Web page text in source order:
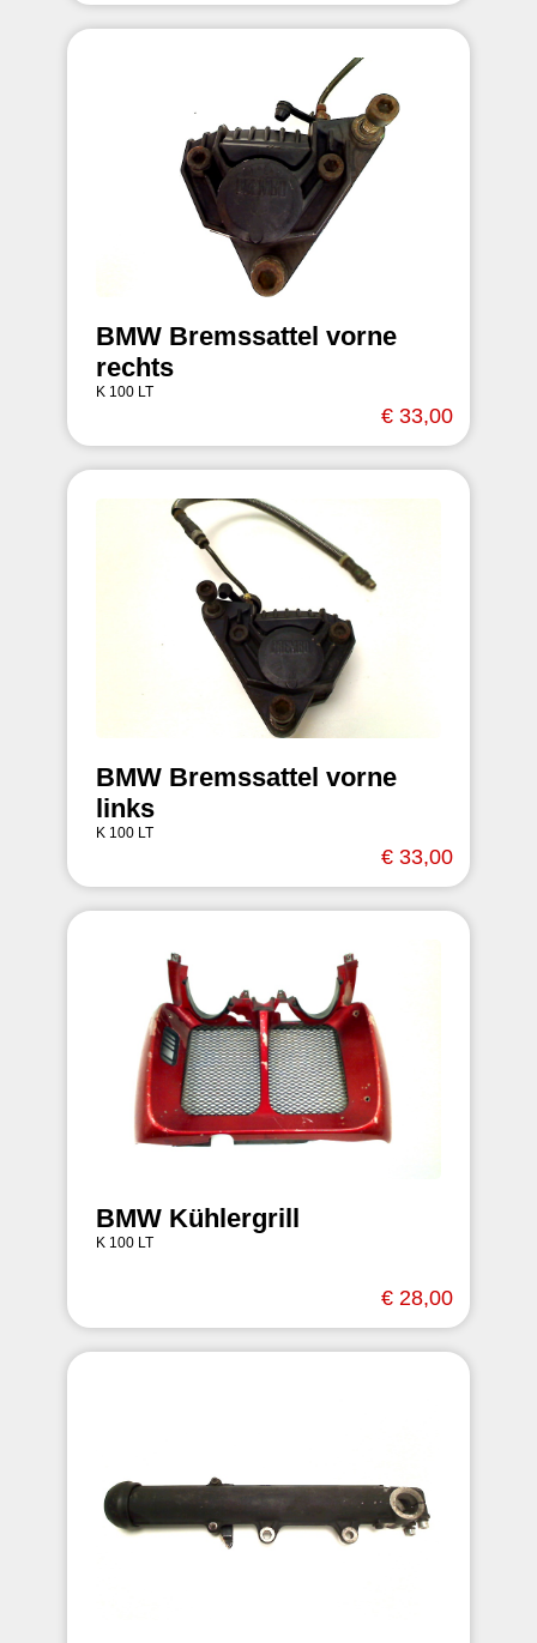
BMW Bremssattel vorne
rechts
K 100 LT
€ 33,00
BMW Bremssattel vorne
links
K 100 LT
€ 33,00
BMW Kühlergrill
K 100 LT
€ 28,00